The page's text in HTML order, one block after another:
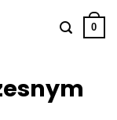
0